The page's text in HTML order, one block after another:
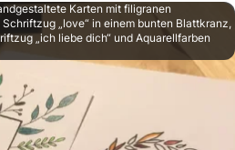
Karten mit filigranen
„love“ in einem bunten Blattkranz,
„ich liebe dich“ und Aquarellfarben